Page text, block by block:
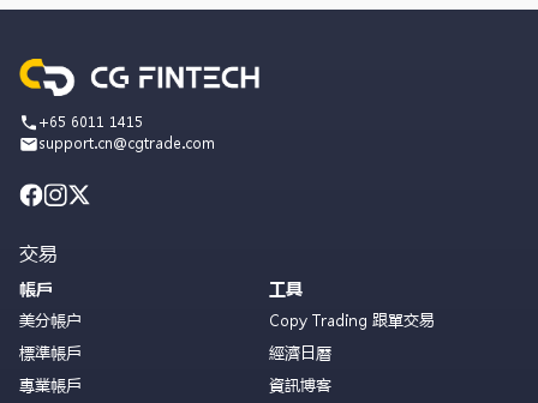
+65 6011 1415
support.cn@cgtrade.com
交易
帳戶
美分帳户
標準帳戶
專業帳戶
工具
Copy Trading 跟單交易
經濟日曆
資訊博客